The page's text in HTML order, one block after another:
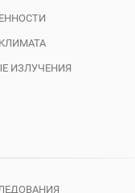
ИЗЛУЧЕНИЯ